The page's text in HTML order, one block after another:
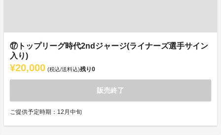
⑰トップリーグ時代2ndジャージ(ライナーズ選手サイン
入り)
¥20,000 (税込/送料込)残り0
販売終了
ご提供予定時期：12月中旬